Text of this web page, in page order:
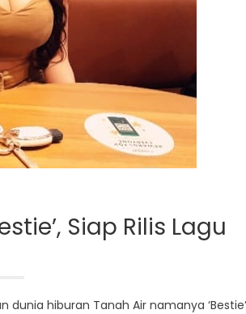
Siap Rilis Lagu
hiburan Tanah Air namanya ‘Bestie’